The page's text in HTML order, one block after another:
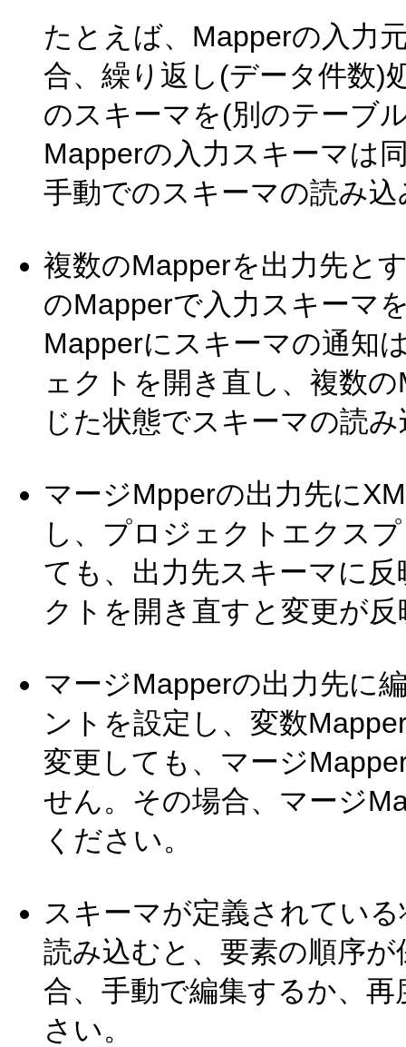
たとえば、Mapperの入力
合、繰り返し(データ件数)
のスキーマを(別のテーブ
Mapperの入力スキーマは
手動でのスキーマの読み
複数のMapperを出力先と
のMapperで入力スキーマ
Mapperにスキーマの通知
ェクトを開き直し、複数
じた状態でスキーマの読
マージMpperの出力先に
し、プロジェクトエクス
ても、出力先スキーマに
クトを開き直すと変更が
マージMapperの出力先に
ントを設定し、変数
変更しても、マージ
せん。その場合、マージ
ください。
スキーマが定義されてい
読み込むと、要素の順序
合、手動で編集するか、
さい。